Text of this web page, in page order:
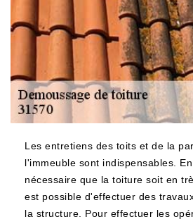
Les entretiens des toits et de la
l'immeuble sont indispensables.
nécessaire que la toiture soit en
est possible d'effectuer des
la structure. Pour effectuer les